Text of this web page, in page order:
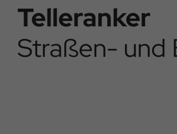
Telleranker
Straßen- und